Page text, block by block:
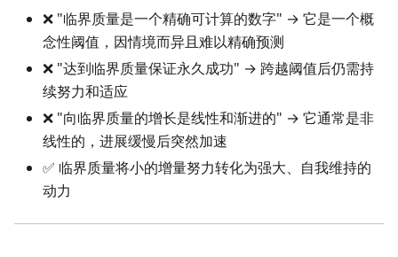
❌ "临界质量是一个精确可计算的数字" → 它是一个概
念性阈值，因情境而异且难以精确预测
❌ "达到临界质量保证永久成功" → 跨越阈值后仍需持
续努力和适应
❌ "向临界质量的增长是线性和渐进的" → 它通常是非
线性的，进展缓慢后突然加速
✅ 临界质量将小的增量努力转化为强大、自我维持的
动力